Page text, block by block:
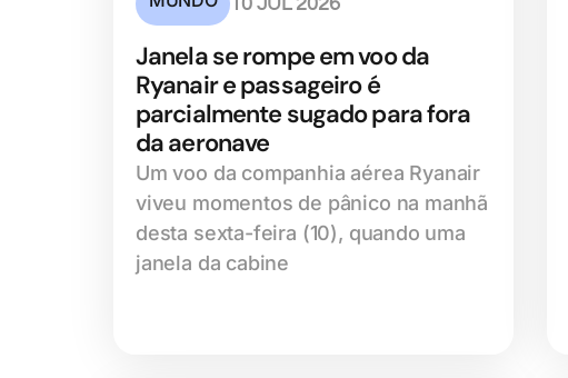
Janela se rompe em voo da
Ryanair e passageiro é
parcialmente sugado para fora
da aeronave
Um voo da companhia aérea Ryanair
viveu momentos de pânico na manhã
desta sexta-feira (10), quando uma
janela da cabine